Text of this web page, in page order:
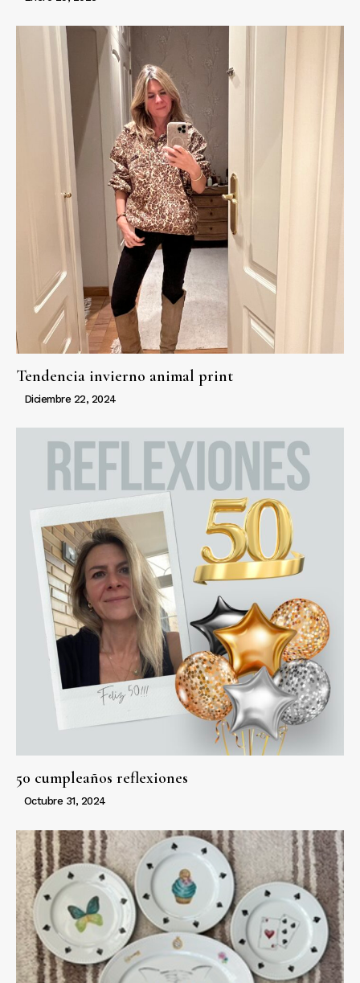
Tendencia invierno animal print
Diciembre 22, 2024
50 cumpleaños reflexiones
Octubre 31, 2024